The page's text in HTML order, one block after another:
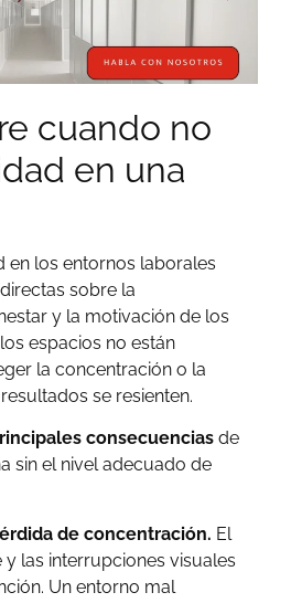
cuando no
en una
en los entornos laborales
sobre la
y la motivación de los
espacios no están
la concentración o la
se resienten.
consecuencias de
sin el nivel adecuado de
de concentración. El
las interrupciones visuales
Un entorno mal